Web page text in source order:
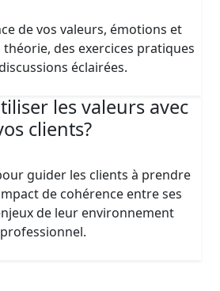
de vos valeurs, émotions et
des exercices pratiques
éclairées.
les valeurs avec
clients?
guider les clients à prendre
de cohérence entre ses
de leur environnement
professionnel.